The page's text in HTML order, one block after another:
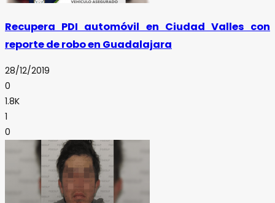
Recupera PDI automóvil en Ciudad Valles con
reporte de robo en Guadalajara
28/12/2019
0
1.8K
1
0